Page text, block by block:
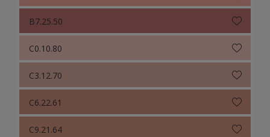
B7.25.50
C0.10.80
C3.12.70
C6.22.61
C9.21.64